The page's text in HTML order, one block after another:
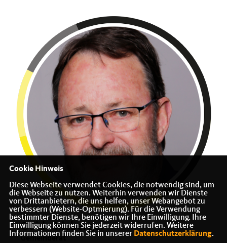
Guido Rieberger
Gemeinderat
Cookie Hinweis
Diese Webseite verwendet Cookies, die notwendig sind, um
die Webseite zu nutzen. Weiterhin verwenden wir Dienste
von Drittanbietern, die uns helfen, unser Webangebot zu
verbessern (Website-Optmierung). Für die Verwendung
bestimmter Dienste, benötigen wir Ihre Einwilligung. Ihre
Einwilligung können Sie jederzeit widerrufen. Weitere
Informationen finden Sie in unserer Datenschutzerklärung.